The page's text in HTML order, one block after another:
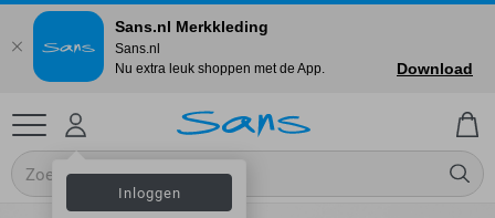
Inloggen
Sans.nl Merkkleding
Sans.nl
Nu extra leuk shoppen met de App.
Download